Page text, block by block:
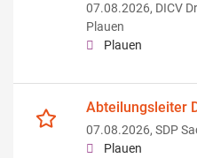
07.08.2026, DICV
Plauen
Plauen
Abteilungsleiter
07.08.2026, SDP
Plauen